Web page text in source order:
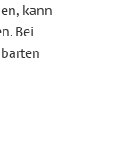
kann
Bei